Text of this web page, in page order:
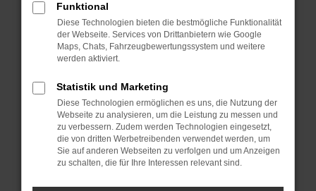
Fenster?
Starte dein Gerät neu.
Das kann manchmal helfen, vorübergehende
Probleme zu beheben.
Stelle sicher, dass dein Browser und dein
Betriebssystem auf dem neuesten Stand
sind.
Veraltete Software birgt nicht nur ein
Sicherheitsrisiko, sondern kann auch dazu
führen, dass bestimmte Funktionen nicht mehr
Funktional
Diese Technologien bieten die bestmögliche Funktionalität
der Webseite. Services von Drittanbietern wie Google
Maps, Chats, Fahrzeugbewertungssystem und weitere
werden aktiviert.
Statistik und Marketing
Diese Technologien ermöglichen es uns, die Nutzung der
Webseite zu analysieren, um die Leistung zu messen und
zu verbessern. Zudem werden Technologien eingesetzt,
die von dritten Werbetreibenden verwendet werden, um
Sie auf anderen Webseiten zu verfolgen und um Anzeigen
zu schalten, die für Ihre Interessen relevant sind.